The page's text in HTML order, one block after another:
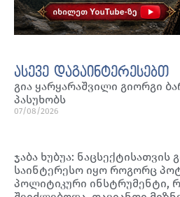
ასევე დაგაინტერესებთ
გია ყარყარაშვილი გიორგი
პასუხობს
07/08/2026
ჯაბა ხუბუა: ნაცსექტისათვის
საინტერესო იყო როგორც
პოლიტიკური ინსტრუმენტი,